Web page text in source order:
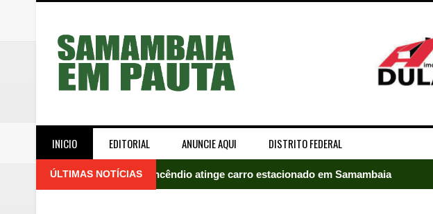
INICIO EDITORIAL ANUNCIE AQUI DISTRITO FEDERAL
ÚLTIMAS NOTÍCIAS Incêndio atinge carro estacionado em Samambaia